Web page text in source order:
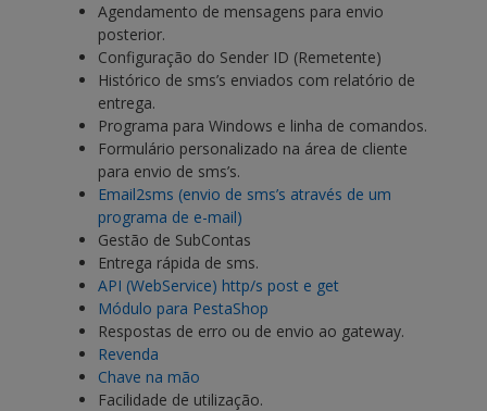
Agendamento de mensagens para envio
posterior.
Configuração do Sender ID (Remetente)
Histórico de sms’s enviados com relatório de
entrega.
Programa para Windows e linha de comandos.
Formulário personalizado na área de cliente
para envio de sms’s.
Email2sms (envio de sms’s através de um
programa de e-mail)
Gestão de SubContas
Entrega rápida de sms.
API (WebService) http/s post e get
Módulo para PestaShop
Respostas de erro ou de envio ao gateway.
Revenda
Chave na mão
Facilidade de utilização.